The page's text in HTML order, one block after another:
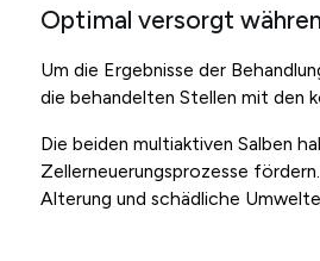
Optimal versorgt
Um die Ergebnisse der
die behandelten Stellen mit den
Die beiden multiaktiven Salben
Zellerneuerungsprozesse
Alterung und schädliche